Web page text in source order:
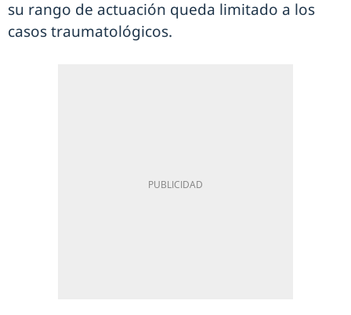
su rango de actuación queda limitado a los
casos traumatológicos.